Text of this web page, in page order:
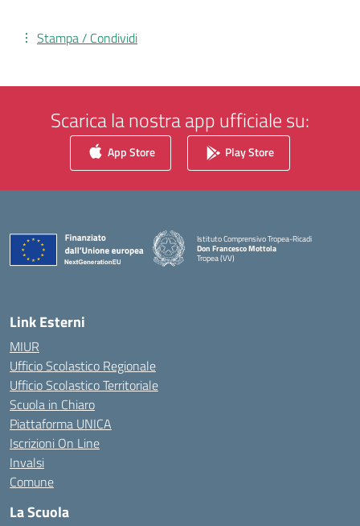
Stampa / Condividi
Scarica la nostra app ufficiale su:
App Store Play Store
Istituto Comprensivo Tropea-Ricadi
Don Francesco Mottola
Tropea (VV)
— Visita la pagina iniziale della scuola
Link Esterni
MIUR
Ufficio Scolastico Regionale
Ufficio Scolastico Territoriale
Scuola in Chiaro
Piattaforma UNICA
Iscrizioni On Line
Invalsi
Comune
La Scuola